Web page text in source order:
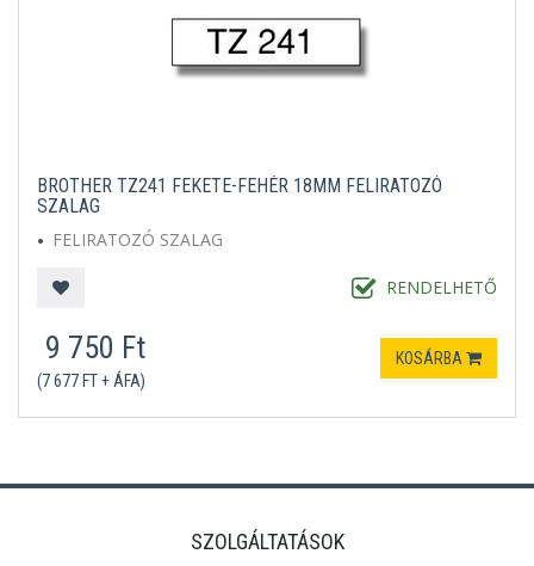
BROTHER TZ241 FEKETE-FEHÉR 18MM FELIRATOZÓ
SZALAG
FELIRATOZÓ SZALAG
RENDELHETŐ
9 750 Ft
(7 677 FT + ÁFA)
KOSÁRBA
SZOLGÁLTATÁSOK